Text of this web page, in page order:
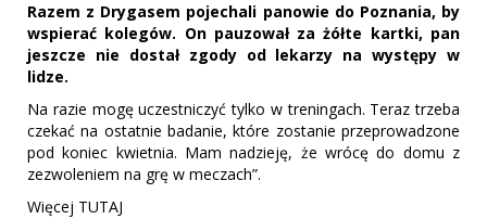
Razem z Drygasem pojechali panowie do Poznania, by
wspierać kolegów. On pauzował za żółte kartki, pan
jeszcze nie dostał zgody od lekarzy na występy w
lidze.
Na razie mogę uczestniczyć tylko w treningach. Teraz trzeba
czekać na ostatnie badanie, które zostanie przeprowadzone
pod koniec kwietnia. Mam nadzieję, że wrócę do domu z
zezwoleniem na grę w meczach”.
Więcej TUTAJ